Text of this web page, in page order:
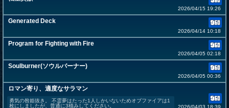
2026/04/15 19:26
Generated Deck
2026/04/14 10:18
Program for Fighting with Fire
2026/04/05 02:18
Soulburner(ソウルバーナー)
2026/04/05 00:36
ロマン寄り、適度なサラマン
勇気の咎姫抜き。 不霊夢はたった1人しかいないためオブファイアは1
枚にしましたが、普通に3積みしてください。
2026/04/03 18:39